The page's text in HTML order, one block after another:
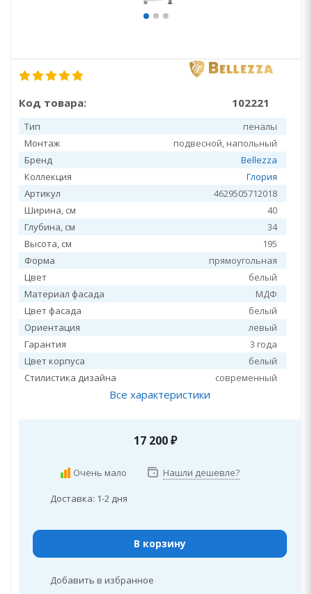
Код товара: 102221
Тип
пеналы
Монтаж
подвесной, напольный
Бренд
Bellezza
Коллекция
Глория
Артикул
4629505712018
Ширина, см
40
Глубина, см
34
Высота, см
195
Форма
прямоугольная
Цвет
белый
Материал фасада
МДФ
Цвет фасада
белый
Ориентация
левый
Гарантия
3 года
Цвет корпуса
белый
Стилистика дизайна
современный
Все характеристики
17 200₽
Очень мало Нашли дешевле?
Доставка: 1-2 дня
В корзину
Добавить в избранное